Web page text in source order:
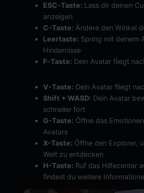
ESC-Taste: Lass dir deinen
anzeigen
C-Taste: Ändere den Winkel
Leertaste: Spring mit deinem
Hindernisse
F-Taste: Dein Avatar fliegt
V-Taste: Dein Avatar fliegt
Shift + WASD: Dein Avatar
schneller fort
G-Taste: Öffne das
Avatars
X-Taste: Öffne den Explorer,
Welt zu entdecken
H-Taste: Ruf das Hilfecenter
findest du weitere